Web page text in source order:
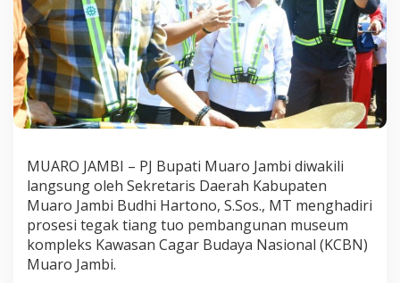
w
a
s
a
n
C
a
g
B
u
d
y
a
MUARO JAMBI – PJ Bupati Muaro Jambi diwakili
langsung oleh Sekretaris Daerah Kabupaten
Muaro Jambi Budhi Hartono, S.Sos., MT menghadiri
prosesi tegak tiang tuo pembangunan museum
kompleks Kawasan Cagar Budaya Nasional (KCBN)
Muaro Jambi.